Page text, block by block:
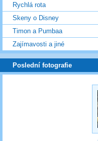
Rychlá rota
Skeny o Disney
Timon a Pumbaa
Zajímavosti a jiné
Poslední fotografie